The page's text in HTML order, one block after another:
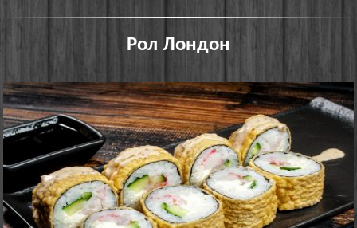
Рол Лондон